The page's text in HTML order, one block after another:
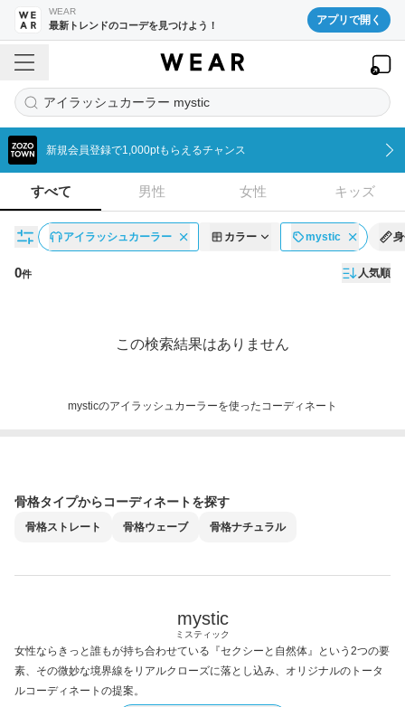
WEAR
最新トレンドのコーデを見つけよう！ アプリで開く
アイラッシュカーラー mystic
新規会員登録で1,000ptもらえるチャンス
すべて 男性 女性 キッズ
アイラッシュカーラー カラー mystic
0件 人気順
この検索結果はありません
mysticのアイラッシュカーラーを使ったコーディネート
骨格タイプからコーディネートを探す
骨格ストレート 骨格ウェーブ 骨格ナチュラル
mystic
ミスティック
女性ならきっと誰もが持ち合わせている『セクシーと自然体』という2つの要
素、その微妙な境界線をリアルクローズに落とし込み、オリジナルのトータ
ルコーディネートの提案。